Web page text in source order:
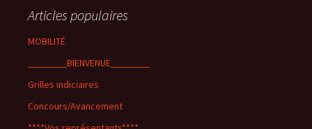
Articles populaires
MOBILITÉ
________BIENVENUE________
Grilles indiciaires
Concours/Avancement